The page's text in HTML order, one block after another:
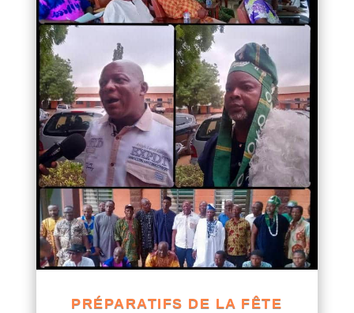
PRÉPARATIFS DE LA FÊTE